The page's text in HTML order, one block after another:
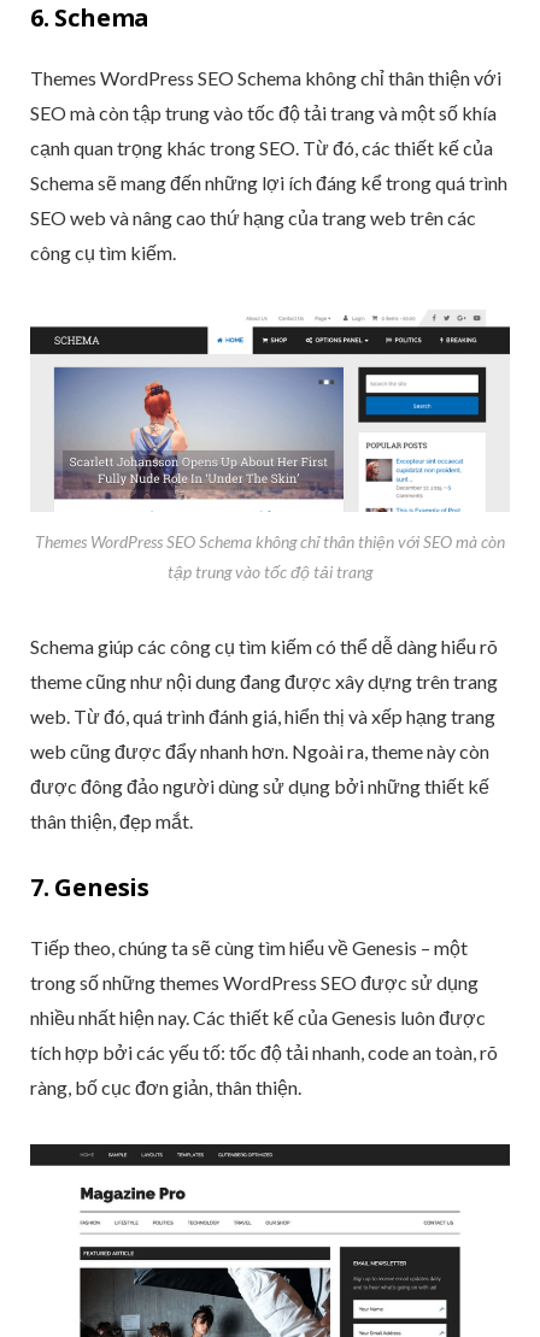
6. Schema
Themes WordPress SEO Schema không chỉ thân thiện với
SEO mà còn tập trung vào tốc độ tải trang và một số khía
cạnh quan trọng khác trong SEO. Từ đó, các thiết kế của
Schema sẽ mang đến những lợi ích đáng kể trong quá trình
SEO web và nâng cao thứ hạng của trang web trên các
công cụ tìm kiếm.
Themes WordPress SEO Schema không chỉ thân thiện với SEO mà còn
tập trung vào tốc độ tải trang
Schema giúp các công cụ tìm kiếm có thể dễ dàng hiểu rõ
theme cũng như nội dung đang được xây dựng trên trang
web. Từ đó, quá trình đánh giá, hiển thị và xếp hạng trang
web cũng được đẩy nhanh hơn. Ngoài ra, theme này còn
được đông đảo người dùng sử dụng bởi những thiết kế
thân thiện, đẹp mắt.
7. Genesis
Tiếp theo, chúng ta sẽ cùng tìm hiểu về Genesis – một
trong số những themes WordPress SEO được sử dụng
nhiều nhất hiện nay. Các thiết kế của Genesis luôn được
tích hợp bởi các yếu tố: tốc độ tải nhanh, code an toàn, rõ
ràng, bố cục đơn giản, thân thiện.